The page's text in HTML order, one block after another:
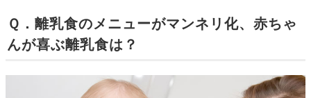
Ｑ．離乳食のメニューがマンネリ化、赤ちゃ
んが喜ぶ離乳食は？